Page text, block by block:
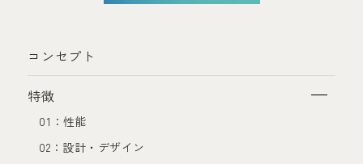
コンセプト
特徴
01：性能
02：設計・デザイン